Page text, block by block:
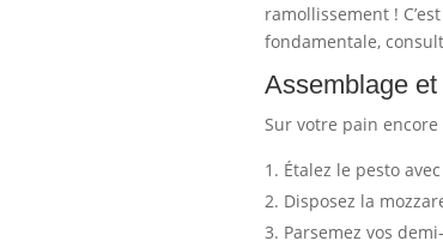
ramollissement !
fondamentale,
Assemblage
Sur votre pain
Étalez le pesto
Disposez la
Parsemez vos